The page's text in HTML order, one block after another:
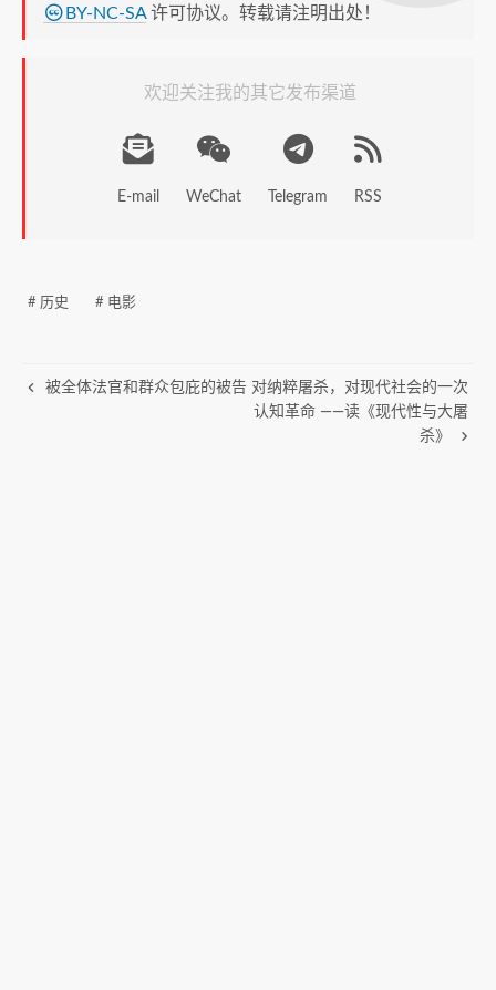
BY-NC-SA许可协议。转载请注明出处！
欢迎关注我的其它发布渠道
E-mail WeChat Telegram RSS
# 历史 # 电影
被全体法官和群众包庇的被告 对纳粹屠杀，对现代社会的一次
认知革命 ——读《现代性与大屠
杀》